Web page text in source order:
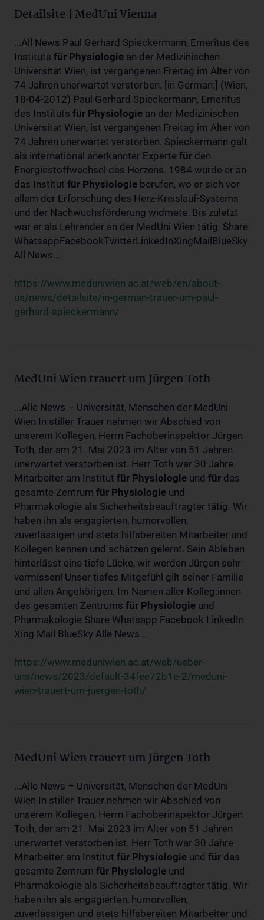
Detailsite | MedUni Vienna
...All News Paul Gerhard Spieckermann, Emeritus des
Instituts für Physiologie an der Medizinischen
Universität Wien, ist vergangenen Freitag im Alter von
74 Jahren unerwartet verstorben. [in German:] (Wien,
18-04-2012) Paul Gerhard Spieckermann, Emeritus
des Instituts für Physiologie an der Medizinischen
Universität Wien, ist vergangenen Freitag im Alter von
74 Jahren unerwartet verstorben. Spieckermann galt
als international anerkannter Experte für den
Energiestoffwechsel des Herzens. 1984 wurde er an
das Institut für Physiologie berufen, wo er sich vor
allem der Erforschung des Herz-Kreislauf-Systems
und der Nachwuchsförderung widmete. Bis zuletzt
war er als Lehrender an der MedUni Wien tätig. Share
WhatsappFacebookTwitterLinkedInXingMailBlueSky
All News...
https://www.meduniwien.ac.at/web/en/about-
us/news/detailsite/in-german-trauer-um-paul-
gerhard-spieckermann/
MedUni Wien trauert um Jürgen Toth
...Alle News – Universität, Menschen der MedUni
Wien In stiller Trauer nehmen wir Abschied von
unserem Kollegen, Herrn Fachoberinspektor Jürgen
Toth, der am 21. Mai 2023 im Alter von 51 Jahren
unerwartet verstorben ist. Herr Toth war 30 Jahre
Mitarbeiter am Institut für Physiologie und für das
gesamte Zentrum für Physiologie und
Pharmakologie als Sicherheitsbeauftragter tätig. Wir
haben ihn als engagierten, humorvollen,
zuverlässigen und stets hilfsbereiten Mitarbeiter und
Kollegen kennen und schätzen gelernt. Sein Ableben
hinterlässt eine tiefe Lücke, wir werden Jürgen sehr
vermissen! Unser tiefes Mitgefühl gilt seiner Familie
und allen Angehörigen. Im Namen aller Kolleg:innen
des gesamten Zentrums für Physiologie und
Pharmakologie Share Whatsapp Facebook LinkedIn
Xing Mail BlueSky Alle News...
https://www.meduniwien.ac.at/web/ueber-
uns/news/2023/default-34fee72b1e-2/meduni-
wien-trauert-um-juergen-toth/
MedUni Wien trauert um Jürgen Toth
...Alle News – Universität, Menschen der MedUni
Wien In stiller Trauer nehmen wir Abschied von
unserem Kollegen, Herrn Fachoberinspektor Jürgen
Toth, der am 21. Mai 2023 im Alter von 51 Jahren
unerwartet verstorben ist. Herr Toth war 30 Jahre
Mitarbeiter am Institut für Physiologie und für das
gesamte Zentrum für Physiologie und
Pharmakologie als Sicherheitsbeauftragter tätig. Wir
haben ihn als engagierten, humorvollen,
zuverlässigen und stets hilfsbereiten Mitarbeiter und